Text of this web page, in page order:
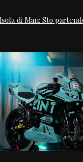
di Man: Sto